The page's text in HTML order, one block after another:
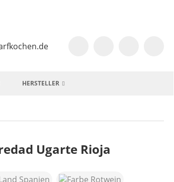
HERSTELLER
Ugarte Rioja